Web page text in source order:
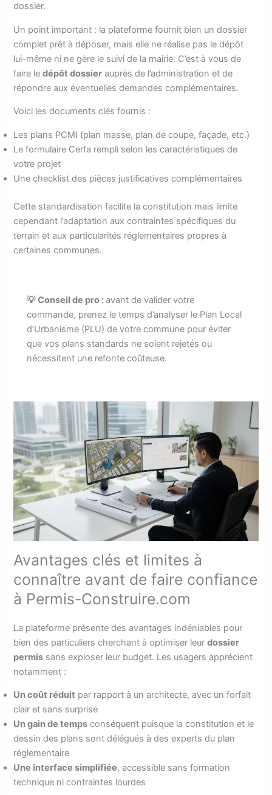
dossier.
Un point important : la plateforme fournit bien un dossier
complet prêt à déposer, mais elle ne réalise pas le dépôt
lui-même ni ne gère le suivi de la mairie. C’est à vous de
faire ledépôt dossier auprès de l’administration et de
répondre aux éventuelles demandes complémentaires.
Voici les documents clés fournis :
Les plans PCMI (plan masse, plan de coupe, façade, etc.)
Le formulaire Cerfa rempli selon les caractéristiques de
votre projet
Une checklist des pièces justificatives complémentaires
Cette standardisation facilite la constitution mais limite
cependant l’adaptation aux contraintes spécifiques du
terrain et aux particularités réglementaires propres à
certaines communes.
💡 Conseil de pro :avant de valider votre
commande, prenez le temps d’analyser le Plan Local
d’Urbanisme (PLU) de votre commune pour éviter
que vos plans standards ne soient rejetés ou
nécessitent une refonte coûteuse.
Avantages clés et limites à
connaître avant de faire confiance
à Permis-Construire.com
La plateforme présente des avantages indéniables pour
bien des particuliers cherchant à optimiser leurdossier
permis sans exploser leur budget. Les usagers apprécient
notamment :
Un coût réduit par rapport à un architecte, avec un forfait
clair et sans surprise
Un gain de temps conséquent puisque la constitution et le
dessin des plans sont délégués à des experts du plan
réglementaire
Une interface simplifiée, accessible sans formation
technique ni contraintes lourdes